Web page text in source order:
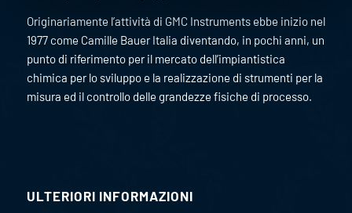
Originariamente l’attività di GMC Instruments ebbe inizio nel
1977 come Camille Bauer Italia diventando, in pochi anni, un
punto di riferimento per il mercato dell’impiantistica
chimica per lo sviluppo e la realizzazione di strumenti per la
misura ed il controllo delle grandezze fisiche di processo.
ULTERIORI INFORMAZIONI